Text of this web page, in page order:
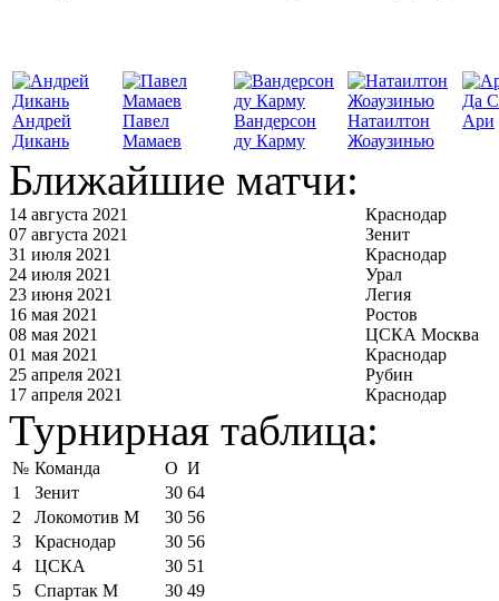
Андрей
Дикань
Павел
Мамаев
Вандерсон
ду Карму
Натаилтон
Жоаузинью
Да
Ари
Ближайшие матчи:
14 августа 2021
Краснодар
07 августа 2021
Зенит
31 июля 2021
Краснодар
24 июля 2021
Урал
23 июня 2021
Легия
16 мая 2021
Ростов
08 мая 2021
ЦСКА Москва
01 мая 2021
Краснодар
25 апреля 2021
Рубин
17 апреля 2021
Краснодар
Турнирная таблица:
№ Команда О И
1
Зенит 30 64
2
Локомотив М 30 56
3
Краснодар 30 56
4
ЦСКА 30 51
5
Спартак М 30 49